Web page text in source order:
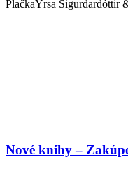
PlačkaYrsa Sigurdardóttir
Nové knihy –